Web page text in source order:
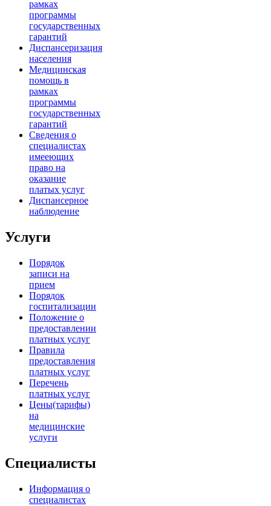
рамках
программы
государственных
гарантий
Диспансеризация
населения
Медицинская
помощь в
рамках
программы
государственных
гарантий
Сведения о
специалистах
имееющих
право на
оказание
платых услуг
Диспансерное
наблюдение
Услуги
Порядок
записи на
прием
Порядок
госпитализации
Положение о
предоставлении
платных услуг
Правила
предоставления
платных услуг
Перечень
платных услуг
Цены(тарифы)
на
медицинские
услуги
Специалисты
Информация о
специалистах